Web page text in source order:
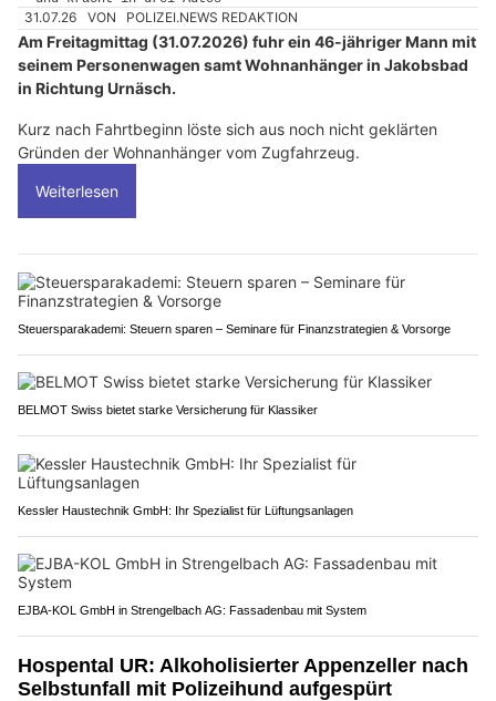
31.07.26 VON POLIZEI.NEWS REDAKTION
Am Freitagmittag (31.07.2026) fuhr ein 46-jähriger Mann mit
seinem Personenwagen samt Wohnanhänger in Jakobsbad
in Richtung Urnäsch.
Kurz nach Fahrtbeginn löste sich aus noch nicht geklärten
Gründen der Wohnanhänger vom Zugfahrzeug.
Weiterlesen
Steuersparakademi: Steuern sparen – Seminare für Finanzstrategien & Vorsorge
BELMOT Swiss bietet starke Versicherung für Klassiker
Kessler Haustechnik GmbH: Ihr Spezialist für Lüftungsanlagen
EJBA-KOL GmbH in Strengelbach AG: Fassadenbau mit System
Hospental UR: Alkoholisierter Appenzeller nach
Selbstunfall mit Polizeihund aufgespürt